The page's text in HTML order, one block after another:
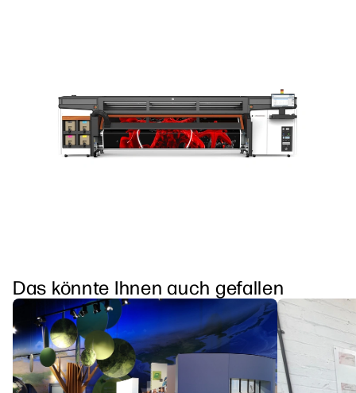
Das könnte Ihnen auch gefallen